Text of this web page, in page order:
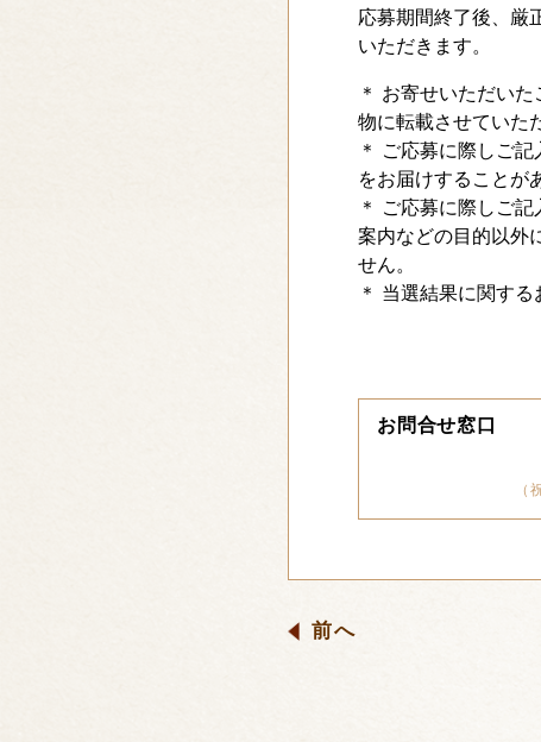
応募期間終了後、厳
いただきます。
＊ お寄せいただい
物に転載させていた
＊ ご応募に際しご
をお届けすることが
＊ ご応募に際しご
案内などの目的以外
せん。
＊ 当選結果に関す
お問合せ窓口
前へ